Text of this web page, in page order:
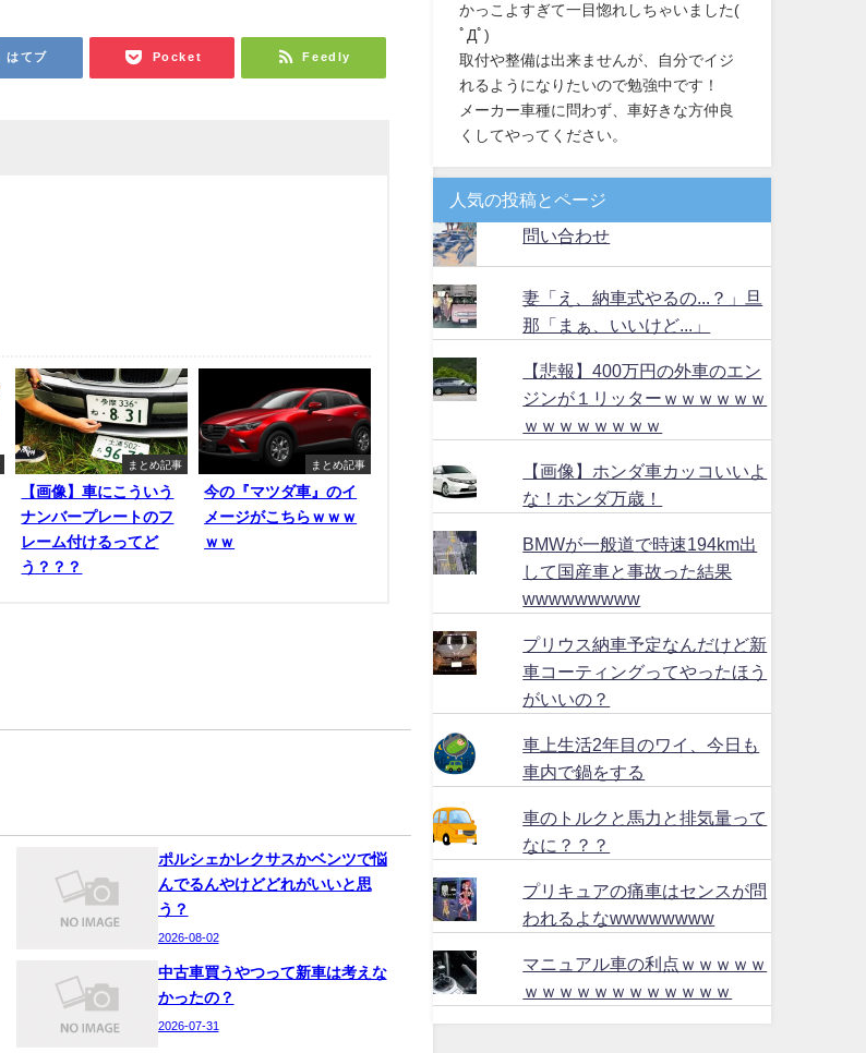
はてブ Pocket Feedly
まとめ記事
【画像】車にこういう
ナンバープレートのフ
レーム付けるってど
う？？？
まとめ記事
今の『マツダ車』のイ
メージがこちらｗｗｗ
ｗｗ
ポルシェかレクサスかベンツで悩
んでるんやけどどれがいいと思
う？
2026-08-02
中古車買うやつって新車は考えな
かったの？
2026-07-31
かっこよすぎて一目惚れしちゃいました(
ﾟДﾟ)
取付や整備は出来ませんが、自分でイジ
れるようになりたいので勉強中です！
メーカー車種に問わず、車好きな方仲良
くしてやってください。
人気の投稿とページ
問い合わせ
妻「え、納車式やるの...？」旦
那「まぁ、いいけど...」
【悲報】400万円の外車のエン
ジンが１リッターｗｗｗｗｗｗ
ｗｗｗｗｗｗｗｗ
【画像】ホンダ車カッコいいよ
な！ホンダ万歳！
BMWが一般道で時速194km出
して国産車と事故った結果
wwwwwwwww
プリウス納車予定なんだけど新
車コーティングってやったほう
がいいの？
車上生活2年目のワイ、今日も
車内で鍋をする
車のトルクと馬力と排気量って
なに？？？
プリキュアの痛車はセンスが問
われるよなwwwwwwww
マニュアル車の利点ｗｗｗｗｗ
ｗｗｗｗｗｗｗｗｗｗｗｗ